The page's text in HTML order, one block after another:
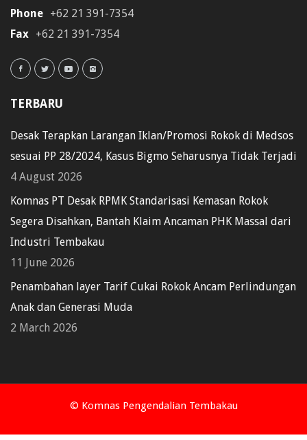
Phone +62 21 391-7354
Fax +62 21 391-7354
TERBARU
Desak Terapkan Larangan Iklan/Promosi Rokok di Medsos
sesuai PP 28/2024, Kasus Bigmo Seharusnya Tidak Terjadi
4 August 2026
Komnas PT Desak RPMK Standarisasi Kemasan Rokok
Segera Disahkan, Bantah Klaim Ancaman PHK Massal dari
Industri Tembakau
11 June 2026
Penambahan layer Tarif Cukai Rokok Ancam Perlindungan
Anak dan Generasi Muda
2 March 2026
© Komnas Pengendalian Tembakau